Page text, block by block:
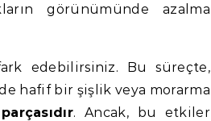
görünümünde azalma
edebilirsiniz. Bu süreçte,
hafif bir şişlik veya morarma
. Ancak, bu etkiler